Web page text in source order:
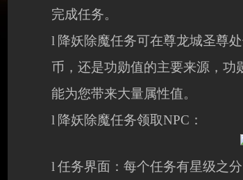
完成任务。
l 降妖除魔任务可在尊龙城圣尊
币，还是功勋值的主要来源，
能为您带来大量属性值。
l 降妖除魔任务领取NPC：
l 任务界面：每个任务有星级之